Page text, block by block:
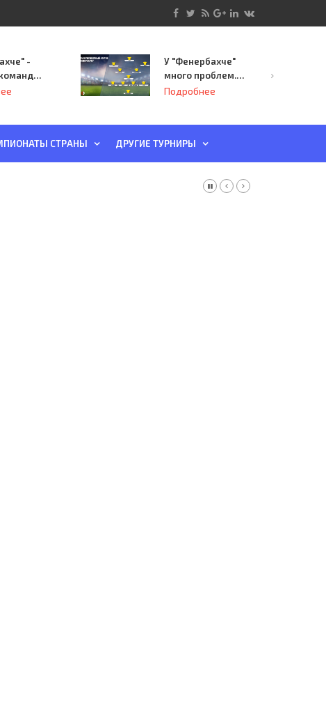
-
У "Фенербахче"
много проблем.
Но он опасен для
Подробнее
СТРАНЫ ДРУГИЕ ТУРНИРЫ